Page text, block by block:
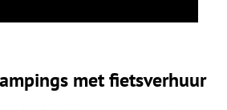
met fietsverhuur